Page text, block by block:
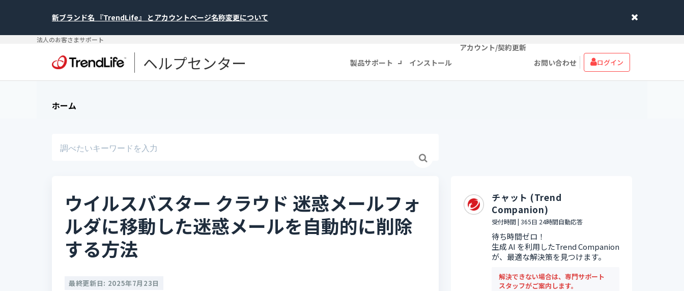
新ブランド名 『TrendLife』 とアカウントページ名称変更について
法人のお客さまサポート
ヘルプセンター 製品サポート インストール
アカウント/契約更新
お問い合わせ
ログイン
ホーム
ウイルスバスター クラウド 迷惑メールフォ
ルダに移動した迷惑メールを自動的に削除
する方法
最終更新日: 2025年7月23日
チャット (Trend
Companion)
受付時間 | 365日 24時間自動応答
待ち時間ゼロ！
生成 AI を利用したTrend Companion
が、最適な解決策を見つけます。
解決できない場合は、専門サポート
スタッフがご案内します。